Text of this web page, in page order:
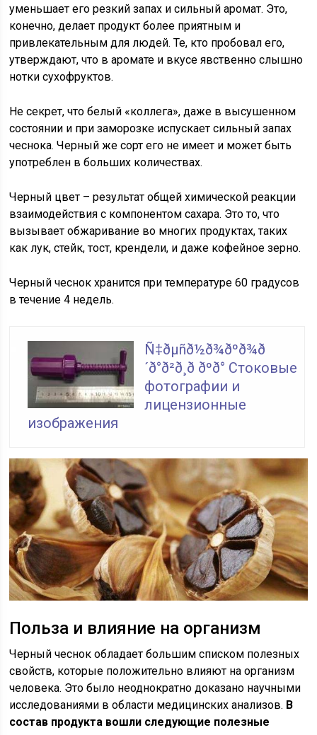
уменьшает его резкий запах и сильный аромат. Это,
конечно, делает продукт более приятным и
привлекательным для людей. Те, кто пробовал его,
утверждают, что в аромате и вкусе явственно слышно
нотки сухофруктов.
Не секрет, что белый «коллега», даже в высушенном
состоянии и при заморозке испускает сильный запах
чеснока. Черный же сорт его не имеет и может быть
употреблен в больших количествах.
Черный цвет – результат общей химической реакции
взаимодействия с компонентом сахара. Это то, что
вызывает обжаривание во многих продуктах, таких
как лук, стейк, тост, крендели, и даже кофейное зерно.
Черный чеснок хранится при температуре 60 градусов
в течение 4 недель.
Ñ‡ðµñð½ð¾ðºð¾ð
´ð°ð²ð¸ð ðºð° Стоковые
фотографии и
лицензионные
изображения
Польза и влияние на организм
Черный чеснок обладает большим списком полезных
свойств, которые положительно влияют на организм
человека. Это было неоднократно доказано научными
исследованиями в области медицинских анализов. В
состав продукта вошли следующие полезные